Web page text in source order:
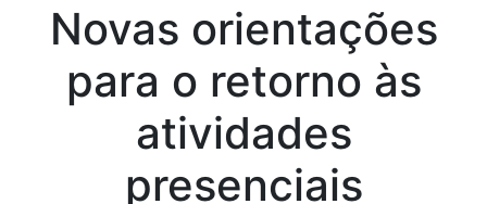
Novas orientações
para o retorno às
atividades
presenciais